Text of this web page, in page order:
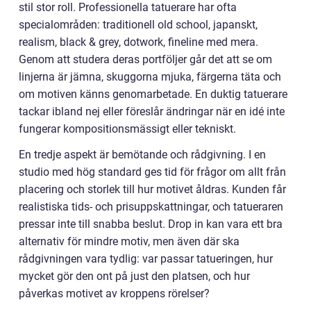
stil stor roll. Professionella tatuerare har ofta
specialområden: traditionell old school, japanskt,
realism, black & grey, dotwork, fineline med mera.
Genom att studera deras portföljer går det att se om
linjerna är jämna, skuggorna mjuka, färgerna täta och
om motiven känns genomarbetade. En duktig tatuerare
tackar ibland nej eller föreslår ändringar när en idé inte
fungerar kompositionsmässigt eller tekniskt.
En tredje aspekt är bemötande och rådgivning. I en
studio med hög standard ges tid för frågor om allt från
placering och storlek till hur motivet åldras. Kunden får
realistiska tids- och prisuppskattningar, och tatueraren
pressar inte till snabba beslut. Drop in kan vara ett bra
alternativ för mindre motiv, men även där ska
rådgivningen vara tydlig: var passar tatueringen, hur
mycket gör den ont på just den platsen, och hur
påverkas motivet av kroppens rörelser?